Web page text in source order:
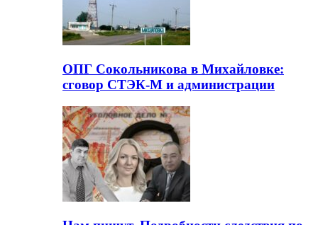
ОПГ Сокольникова в Михайловке:
сговор СТЭК-М и администрации